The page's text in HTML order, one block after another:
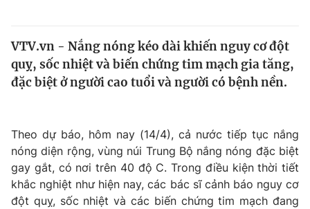
Thế giới đó đây
Câu chuyện quốc tế
Kinh tế
Tài chính
Thị trường
Dữ liệu và đời sống
Giáo dục
VTV.vn - Nắng nóng kéo dài khiến nguy cơ đột
quỵ, sốc nhiệt và biến chứng tim mạch gia tăng,
đặc biệt ở người cao tuổi và người có bệnh nền.
Theo dự báo, hôm nay (14/4), cả nước tiếp tục nắng
nóng diện rộng, vùng núi Trung Bộ nắng nóng đặc biệt
gay gắt, có nơi trên 40 độ C. Trong điều kiện thời tiết
khắc nghiệt như hiện nay, các bác sĩ cảnh báo nguy cơ
đột quỵ, sốc nhiệt và các biến chứng tim mạch đang